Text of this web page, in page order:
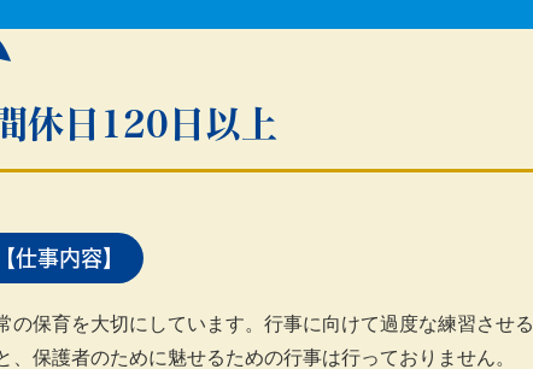
休日120日以上
【仕事内容】
の保育を大切にしています。行事に向けて過度な練習させる
、保護者のために魅せるための行事は行っておりません。